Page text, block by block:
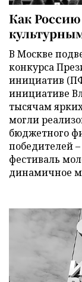
Как
В Москве
конкурса
инициатив
инициативе
тысячам
могли
бюджетного
победителей
фестиваль
динамичное